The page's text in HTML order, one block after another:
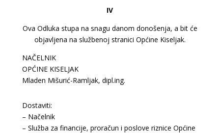
IV
Ova Odluka stupa na snagu danom donošenja, a bit će
objavljena na službenoj stranici Općine Kiseljak.
NAČELNIK
OPĆINE KISELJAK
Mladen Mišurić-Ramljak, dipl.ing.
Dostaviti:
– Načelnik
– Služba za financije, proračun i poslove riznice Općine